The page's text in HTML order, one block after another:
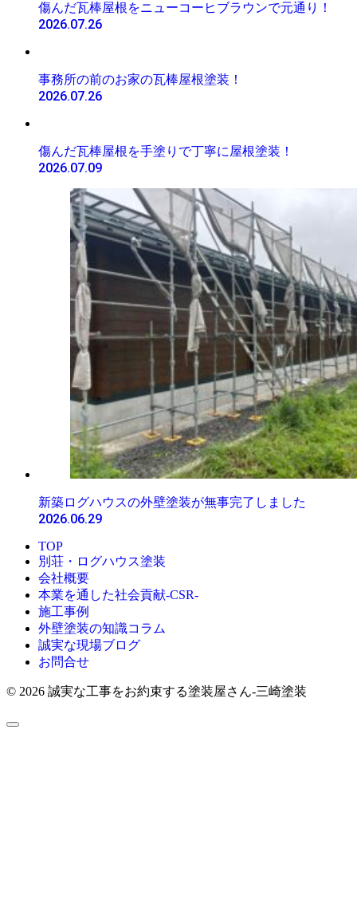
傷んだ瓦棒屋根をニューコーヒブラウンで元通り！
2026.07.26
事務所の前のお家の瓦棒屋根塗装！
2026.07.26
傷んだ瓦棒屋根を手塗りで丁寧に屋根塗装！
2026.07.09
新築ログハウスの外壁塗装が無事完了しました
2026.06.29
TOP
別荘・ログハウス塗装
会社概要
本業を通した社会貢献-CSR-
施工事例
外壁塗装の知識コラム
誠実な現場ブログ
お問合せ
© 2026 誠実な工事をお約束する塗装屋さん‐三崎塗装